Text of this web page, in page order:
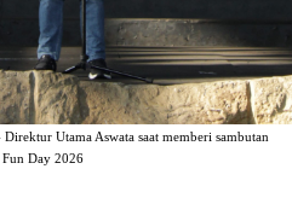
Utama Aswata saat memberi sambutan
Fun Day 2026